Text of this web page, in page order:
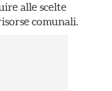
alle scelte
comunali.